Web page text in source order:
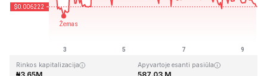
Paskutinį kartą atnaujinta: 2026-08-09, 10:54 GMT+0
Rinkos kapitalizacija Apyvartoje esanti pasiūla